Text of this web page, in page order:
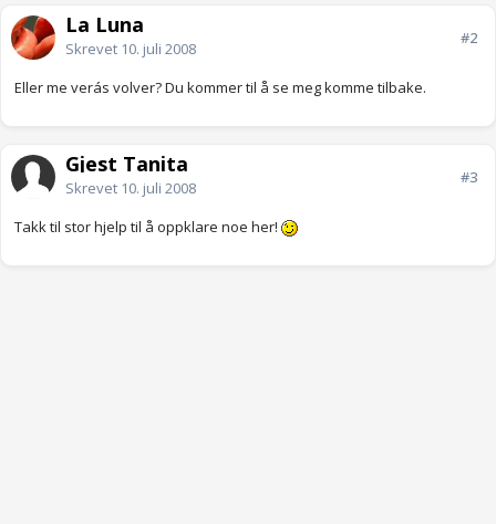
La Luna
Skrevet 10. juli 2008
#2
Eller me verás volver? Du kommer til å se meg komme tilbake.
Gjest Tanita
Skrevet 10. juli 2008
#3
Takk til stor hjelp til å oppklare noe her!